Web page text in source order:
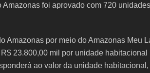
foi aprovado com 720
Amazonas por meio do Amazonas Meu
23.800,00 mil por unidade habitacional
ao valor da unidade habitacional,